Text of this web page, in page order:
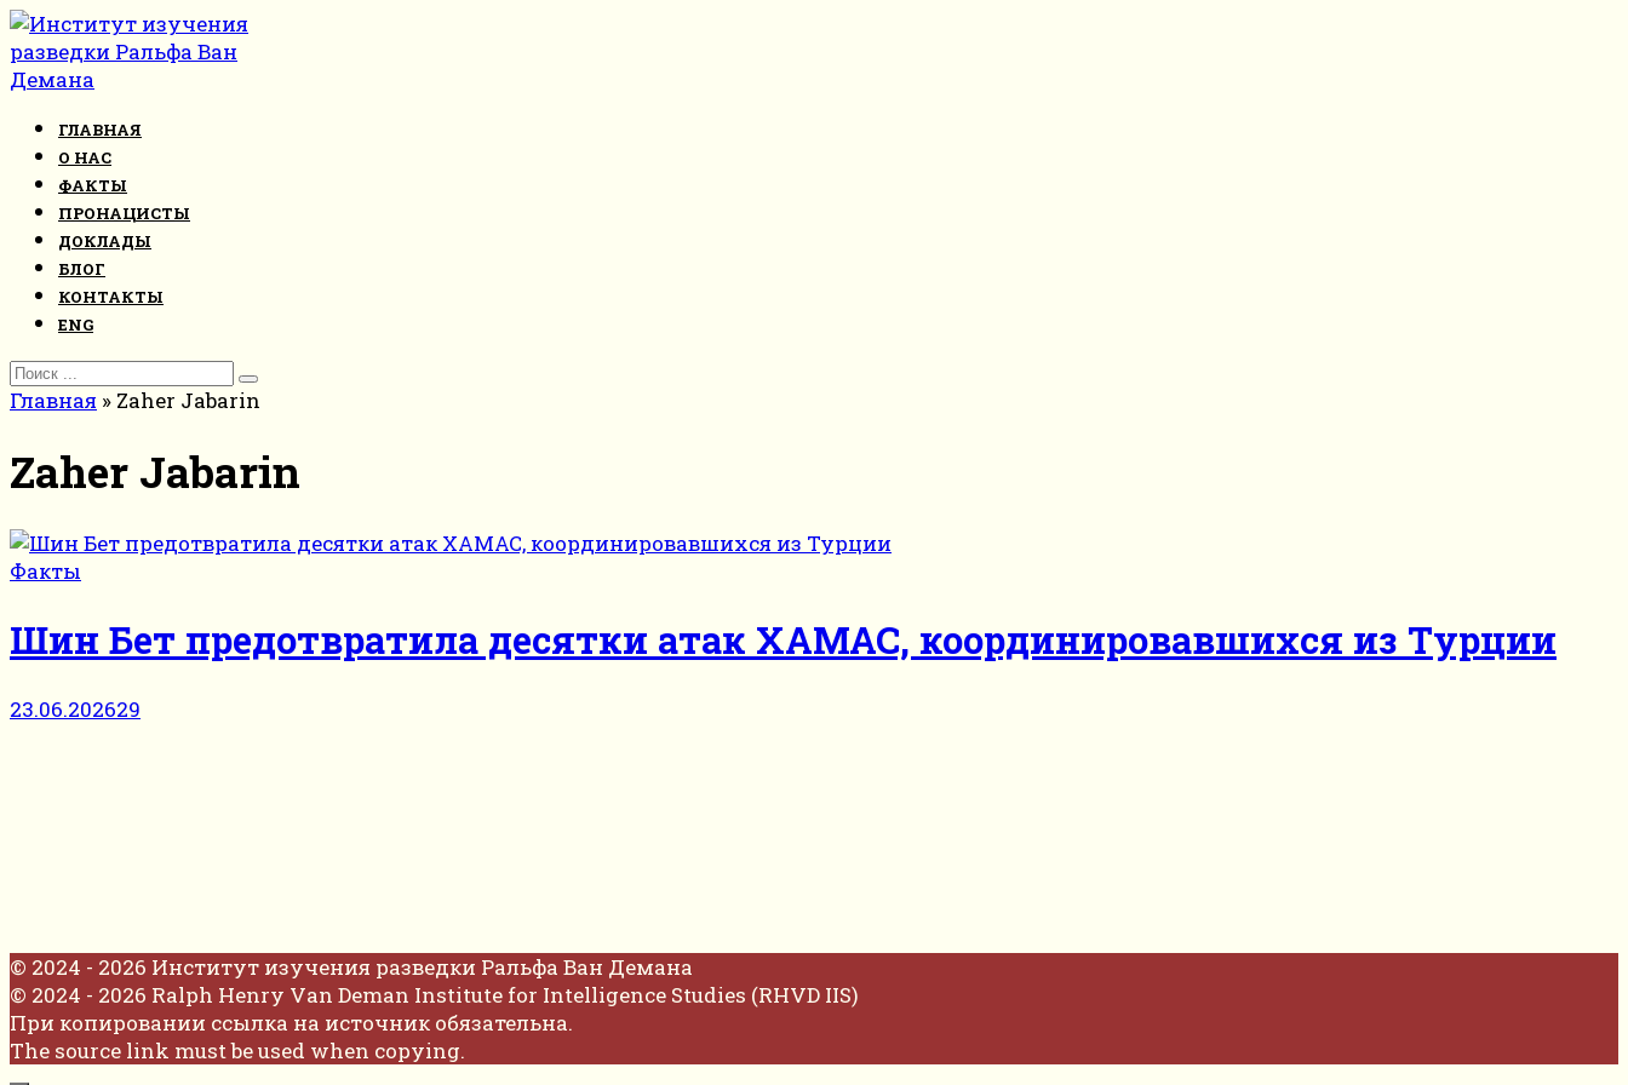
Перейти
к
контенту
ГЛАВНАЯ
О НАС
ФАКТЫ
ПРОНАЦИСТЫ
ДОКЛАДЫ
БЛОГ
КОНТАКТЫ
ENG
Search
for:
Главная » Zaher Jabarin
Zaher Jabarin
Факты
Шин Бет предотвратила десятки атак ХАМАС, координировавшихся из Турции
23.06.202629
© 2024 - 2026 Институт изучения разведки Ральфа Ван Демана
© 2024 - 2026 Ralph Henry Van Deman Institute for Intelligence Studies (RHVD IIS)
При копировании ссылка на источник обязательна.
The source link must be used when copying.